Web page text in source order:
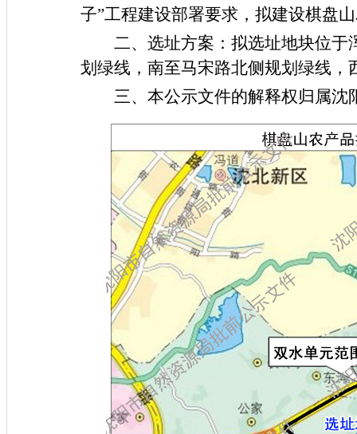
子”工程建设部署要求 ，拟建设棋盘
二、选址方案：拟选址地块位
划绿线，南至马宋路北侧规划绿线，
三、本公示文件的解释权归属沈